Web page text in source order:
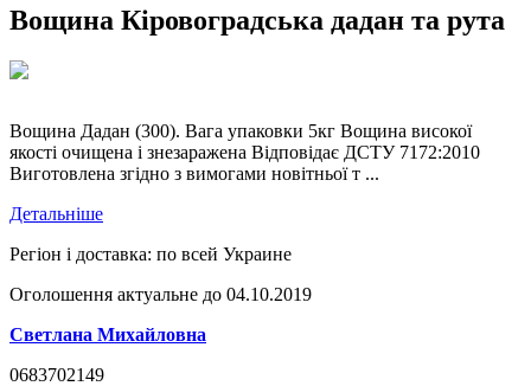
Вощина Кіровоградська дадан та рута
Вощина Дадан (300). Вага упаковки 5кг Вощина високої
якості очищена і знезаражена Відповідає ДСТУ 7172:2010
Виготовлена згідно з вимогами новітньої т ...
Детальніше
Регіон і доставка: по всей Украине
Оголошення актуальне до 04.10.2019
Светлана Михайловна
0683702149